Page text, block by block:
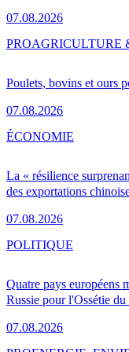
07.08.2026
Poulets, bovins et ours
07.08.2026
PROAGRICULTURE
La « résilience
des exportations
07.08.2026
ÉCONOMIE
Quatre pays européens
Russie pour l'Ossétie du
07.08.2026
POLITIQUE